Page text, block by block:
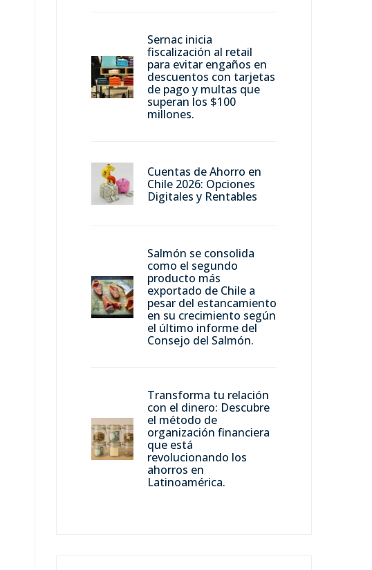
Sernac inicia
fiscalización al retail
para evitar engaños en
descuentos con tarjetas
de pago y multas que
superan los $100
millones.
Cuentas de Ahorro en
Chile 2026: Opciones
Digitales y Rentables
Salmón se consolida
como el segundo
producto más
exportado de Chile a
pesar del estancamiento
en su crecimiento según
el último informe del
Consejo del Salmón.
Transforma tu relación
con el dinero: Descubre
el método de
organización financiera
que está
revolucionando los
ahorros en
Latinoamérica.